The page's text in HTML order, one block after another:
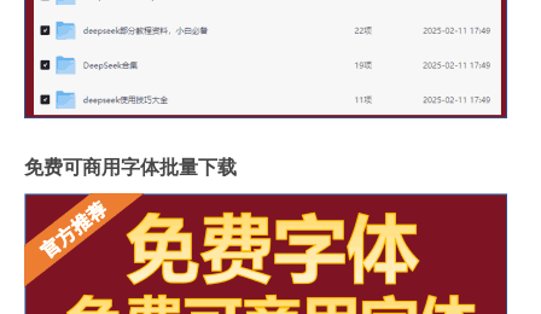
免费可商用字体批量下载